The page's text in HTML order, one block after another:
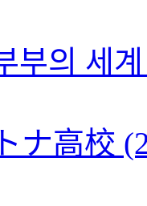
부의 세
ナ高校